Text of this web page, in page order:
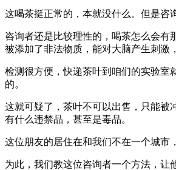
这喝茶挺正常的，本就没什么。但是咨
咨询者还是比较理性的，喝茶怎么会有
被添加了非法物质，能对大脑产生刺激
检测很方便，快递茶叶到咱们的实验室
的。
这就可疑了，茶叶不可以出售，只能被
有什么违禁品，甚至是毒品。
这位朋友的居住在和我们不在一个城市
为此，我们教这位咨询者一个方法，让